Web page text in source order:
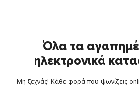
Όλα τα
ηλεκτρονικά
Μη ξεχνάς! Κάθε φορά που ψωνίζεις